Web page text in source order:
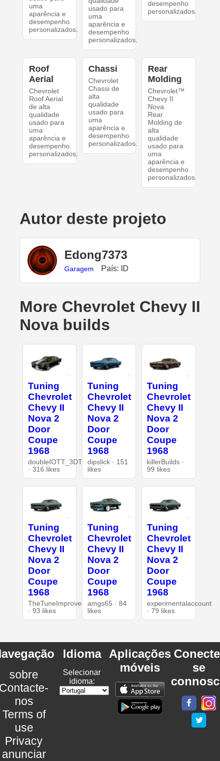
uma
aparência e
desempenho
personalizados.
usado para
uma
aparência e
desempenho
personalizados.
desempenho
personalizados.
Roof
Aerial
Chevrolet
Roof Aerial
de alta
qualidade
usado para
uma
aparência e
desempenho
personalizados.
Chassi
Chevrolet
Chassi de
alta
qualidade
usado para
uma
aparência e
desempenho
personalizados.
Rear
Molding
Chevrolet™
Chevy II
Nova
Rear
Molding de
alta
qualidade
usado para
uma
aparência e
desempenho
personalizados.
Autor deste projeto
Edong7373
Garagem País: ID
More Chevrolet Chevy II
Nova builds
Tuning
Chevrolet
Chevy II
Nova 2
Door
Coupe
1968
doubleIOTT_3DT
· 316 likes
Tuning
Chevrolet
Chevy II
Nova 2
Door
Coupe
1968
dipslick · 151
likes
Tuning
Chevrolet
Chevy II
Nova 2
Door
Coupe
1968
killerBuilds ·
99 likes
Tuning
Chevrolet
Chevy II
Nova 2
Door
Coupe
1968
TheTuneImprover
· 93 likes
Tuning
Chevrolet
Chevy II
Nova 2
Door
Coupe
1968
amgs65 · 84
likes
Tuning
Chevrolet
Chevy II
Nova 2
Door
Coupe
1968
experimentalaccount
· 79 likes
sobre
nos
Terms of
use
Privacy
anunciar
Idioma
Selecionar
idioma:
Aplicações
móveis
se